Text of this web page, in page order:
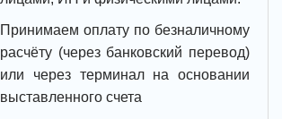
Принимаем оплату по безналичному
расчёту (через банковский перевод)
или через терминал на основании
выставленного счета